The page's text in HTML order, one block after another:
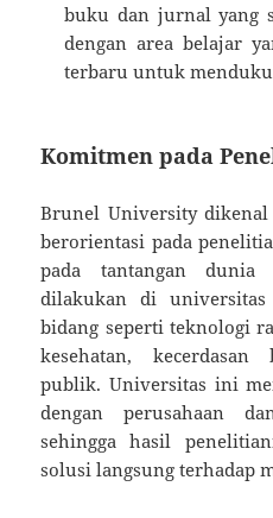
buku dan jurnal yang
dengan area belajar
terbaru untuk
Komitmen pada
Brunel University dikenal
berorientasi pada
pada tantangan dunia
dilakukan di
bidang seperti teknologi
kesehatan,
publik. Universitas ini
dengan perusahaan
sehingga hasil
solusi langsung terhadap